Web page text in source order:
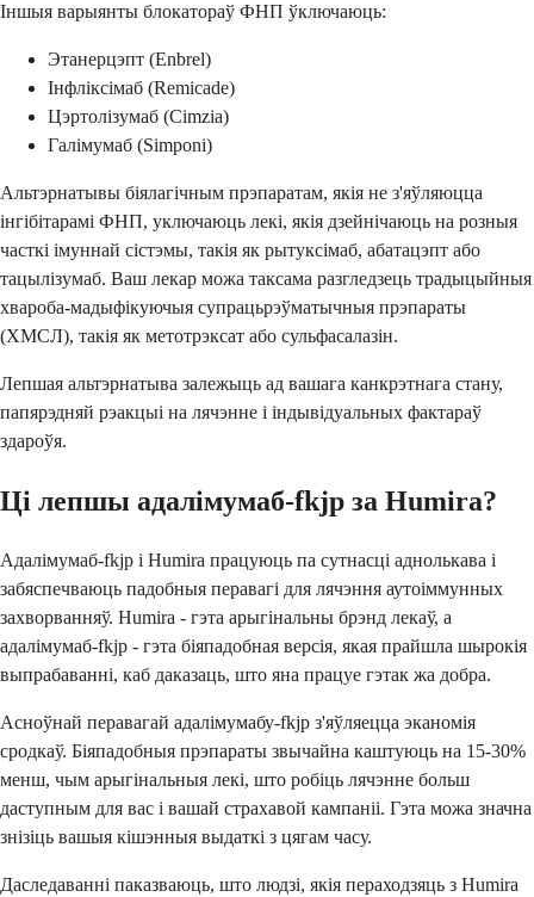
Іншыя варыянты блокатораў ФНП ўключаюць:
Этанерцэпт (Enbrel)
Інфліксімаб (Remicade)
Цэртолізумаб (Cimzia)
Галімумаб (Simponi)
Альтэрнатывы біялагічным прэпаратам, якія не з'яўляюцца
інгібітарамі ФНП, уключаюць лекі, якія дзейнічаюць на розныя
часткі імуннай сістэмы, такія як рытуксімаб, абатацэпт або
тацылізумаб. Ваш лекар можа таксама разгледзець традыцыйныя
хвароба-мадыфікуючыя супрацьрэўматычныя прэпараты
(ХМСЛ), такія як метотрэксат або сульфасалазін.
Лепшая альтэрнатыва залежыць ад вашага канкрэтнага стану,
папярэдняй рэакцыі на лячэнне і індывідуальных фактараў
здароўя.
Ці лепшы адалімумаб-fkjp за Humira?
Адалімумаб-fkjp і Humira працуюць па сутнасці аднолькава і
забяспечваюць падобныя перавагі для лячэння аутоіммунных
захворванняў. Humira - гэта арыгінальны брэнд лекаў, а
адалімумаб-fkjp - гэта біяпадобная версія, якая прайшла шырокія
выпрабаванні, каб даказаць, што яна працуе гэтак жа добра.
Асноўнай перавагай адалімумабу-fkjp з'яўляецца эканомія
сродкаў. Біяпадобныя прэпараты звычайна каштуюць на 15-30%
менш, чым арыгінальныя лекі, што робіць лячэнне больш
даступным для вас і вашай страхавой кампаніі. Гэта можа значна
знізіць вашыя кішэнныя выдаткі з цягам часу.
Даследаванні паказваюць, што людзі, якія пераходзяць з Humira